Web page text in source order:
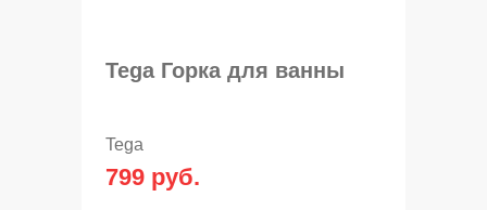
Tega Горка для ванны
Tega
799 руб.